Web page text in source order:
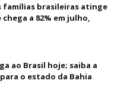
famílias brasileiras atinge
a 82% em julho,
ao Brasil hoje; saiba a
o estado da Bahia